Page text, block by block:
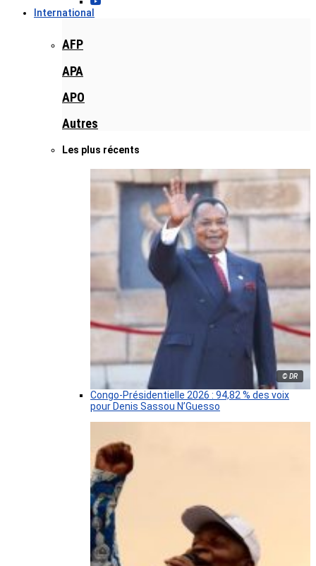
International
AFP
APA
APO
Autres
Les plus récents
© DR
Congo-Présidentielle 2026 : 94,82 % des voix
pour Denis Sassou N’Guesso